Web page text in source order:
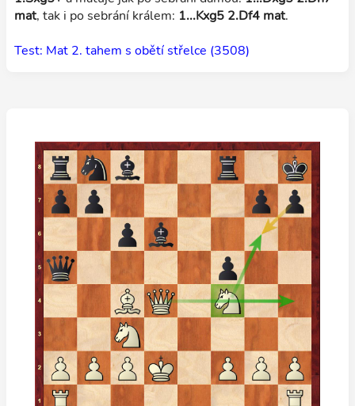
mat, tak i po sebrání králem: 1...Kxg5 2.Df4 mat.
Test: Mat 2. tahem s obětí střelce (3508)